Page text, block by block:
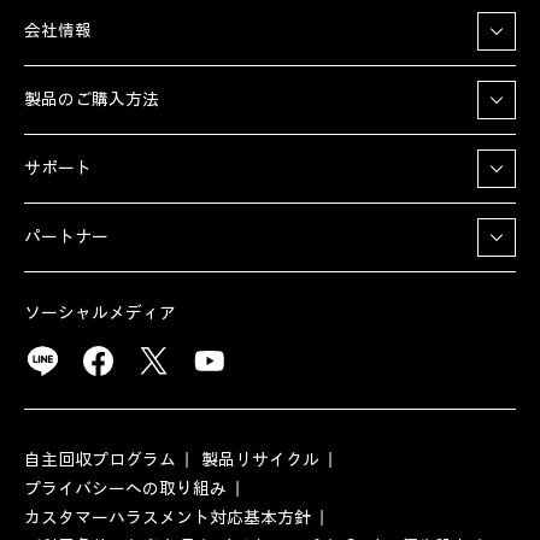
会社情報
製品のご購入方法
サポート
パートナー
ソーシャルメディア
自主回収プログラム
製品リサイクル
プライバシーへの取り組み
カスタマーハラスメント対応基本方針